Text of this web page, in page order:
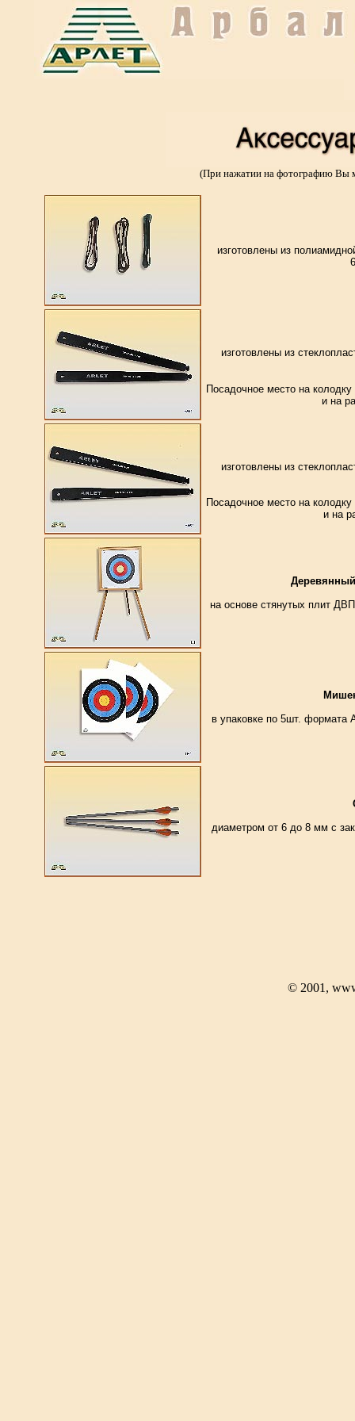
(При нажатии на фотографию Вы
изготовлены из
изготовлены из
Посадочное место на
и на
изготовлены из
Посадочное место на
и на
на основе стянутых плит
в упаковке по 5шт. формата
диаметром от 6 до 8 мм с
© 2001,